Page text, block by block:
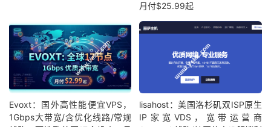
月付$25.99起
Evoxt：国外高性能便宜VPS，
1Gbps大带宽/含优化线路/常规
lisahost：美国洛杉矶双ISP原生
IP家宽VDS，宽带运营商